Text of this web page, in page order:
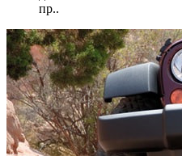
пр..